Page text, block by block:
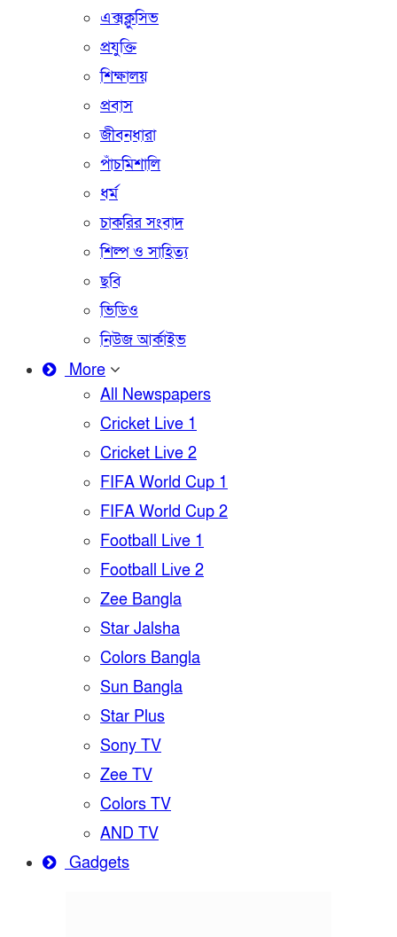
এক্সক্লুসিভ
প্রযুক্তি
শিক্ষালয়
প্রবাস
জীবনধারা
পাঁচমিশালি
ধর্ম
চাকরির সংবাদ
শিল্প ও সাহিত্য
ছবি
ভিডিও
নিউজ আর্কাইভ
More
All Newspapers
Cricket Live 1
Cricket Live 2
FIFA World Cup 1
FIFA World Cup 2
Football Live 1
Football Live 2
Zee Bangla
Star Jalsha
Colors Bangla
Sun Bangla
Star Plus
Sony TV
Zee TV
Colors TV
AND TV
Gadgets